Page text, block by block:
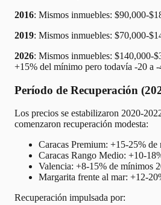
2016: Mismos inmuebles: $90,000-
2019: Mismos inmuebles: $70,000-
2026: Mismos inmuebles: $140,000-
+15% del mínimo pero todavía -20 a
Período de Recuperación
Los precios se estabilizaron 2020-
comenzaron recuperación modesta:
Caracas Premium: +15-25%
Caracas Rango Medio: +10-
Valencia: +8-15% de mínimos
Margarita frente al mar: +12-
Recuperación impulsada por: